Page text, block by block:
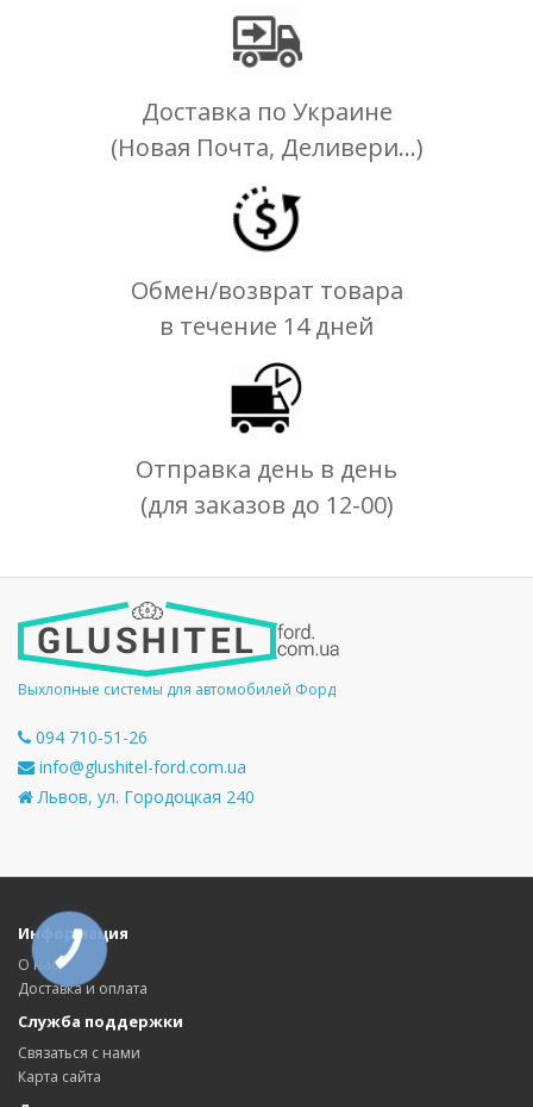
Доставка по Украине
(Новая Почта, Деливери...)
Обмен/возврат товара
в течение 14 дней
Отправка день в день
(для заказов до 12-00)
Выхлопные системы для автомобилей Форд
094 710-51-26
info@glushitel-ford.com.ua
Львов, ул. Городоцкая 240
Информация
О нас
Доставка и оплата
Служба поддержки
Связаться с нами
Карта сайта
КНОПКА
СВЯЗИ